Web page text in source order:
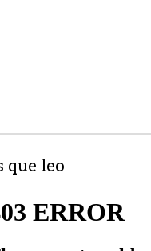
que leo